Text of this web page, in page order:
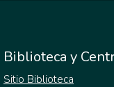
Biblioteca y
Sitio Biblioteca